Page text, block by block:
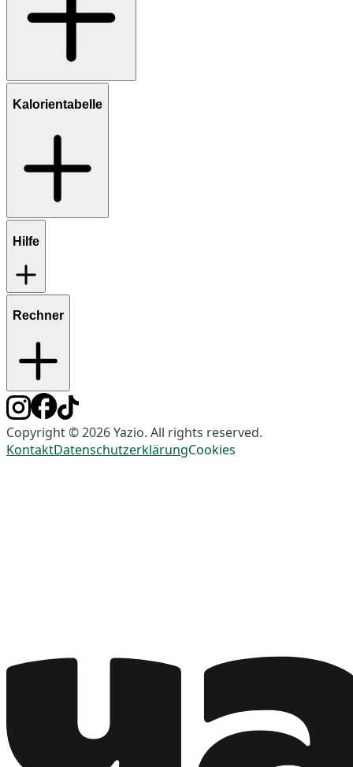
Kalorientabelle
Hilfe
Rechner
Copyright © 2026 Yazio. All rights reserved.
KontaktDatenschutzerklärungCookies